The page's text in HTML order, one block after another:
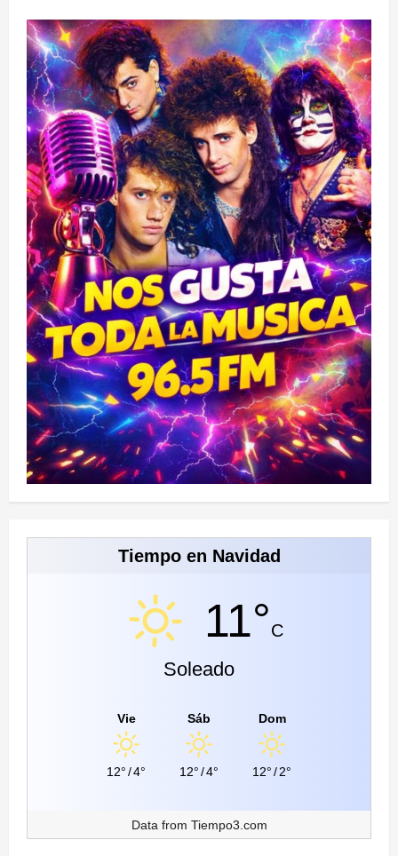
Bunkers
anuncian
lanzamiento
de
un
disco
en
vivo
Tiempo en Navidad
11°C
Soleado
Vie
12°/4°
Sáb
12°/4°
Dom
12°/2°
Data from Tiempo3.com